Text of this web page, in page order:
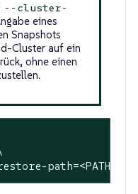
--cluster-
eines
Snapshots
Cluster auf ein
ohne einen
path=<PATH-